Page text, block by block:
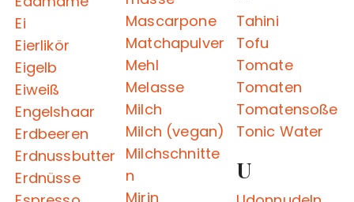
Ei
Eierlikör
Eigelb
Eiweiß
Engelshaar
Erdbeeren
Erdnussbutter
Erdnüsse
Mascarpone
Matchapulver
Mehl
Melasse
Milch
Milch (vegan)
Milchschnitte
n
Mirin
Tahini
Tofu
Tomate
Tomaten
Tomatensoße
Tonic Water
U